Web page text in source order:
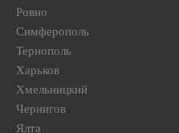
Ровно
Симферополь
Тернополь
Харьков
Хмельницкий
Чернигов
Ялта